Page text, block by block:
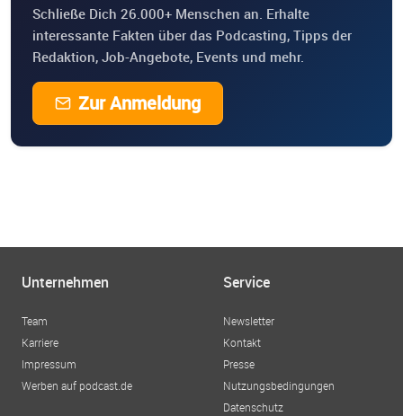
Schließe Dich 26.000+ Menschen an. Erhalte
interessante Fakten über das Podcasting, Tipps der
Redaktion, Job-Angebote, Events und mehr.
Zur Anmeldung
Unternehmen
Team
Karriere
Impressum
Werben auf podcast.de
Service
Newsletter
Kontakt
Presse
Nutzungsbedingungen
Datenschutz